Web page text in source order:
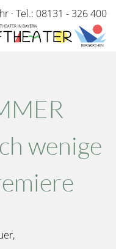
· Tel.: 08131 - 326 400
wenige